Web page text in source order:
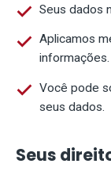
Seus dados
Aplicamos
informações.
Você pode
seus dados.
Seus